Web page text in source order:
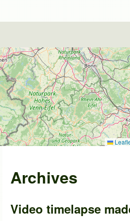
Archives
Video timelapse